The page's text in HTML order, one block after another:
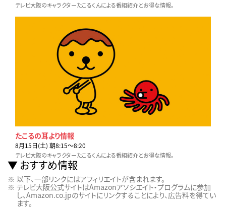
テレビ大阪のキャラクターたこるくんによる番組紹介とお得な情報。
たこるの耳より情報
8月15日(土) 朝8:15〜8:20
テレビ大阪のキャラクターたこるくんによる番組紹介とお得な情報。
おすすめ情報
以下、一部リンクにはアフィリエイトが含まれます。
テレビ大阪公式サイトはAmazonアソシエイト・プログラムに参加
し、Amazon.co.jpのサイトにリンクすることにより、広告料を得てい
ます。